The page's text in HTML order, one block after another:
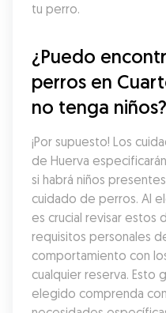
tu perro.
¿Puedo
perros en
no tenga niños?
¡Por supuesto! Los
de Huerva
si habrá niños
cuidado de perros. Al
es crucial revisar estos
requisitos personales
comportamiento con
cualquier reserva. Esto
elegido comprenda